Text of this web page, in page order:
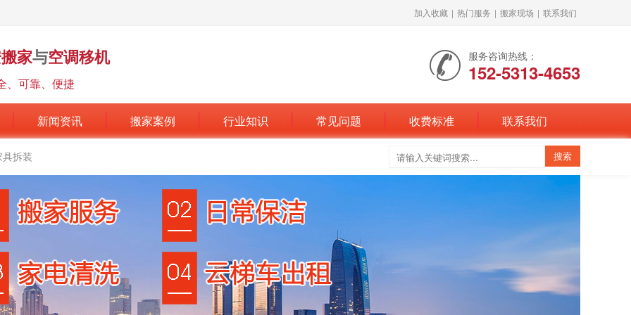
加入收藏 | 热门服务 | 搬家现场 | 联系我们
家与空调移机
、可靠、便捷
服务咨询热线：
152-5313-4653
新闻资讯 搬家案例 行业知识 常见问题 收费标准 联系我们
拆装